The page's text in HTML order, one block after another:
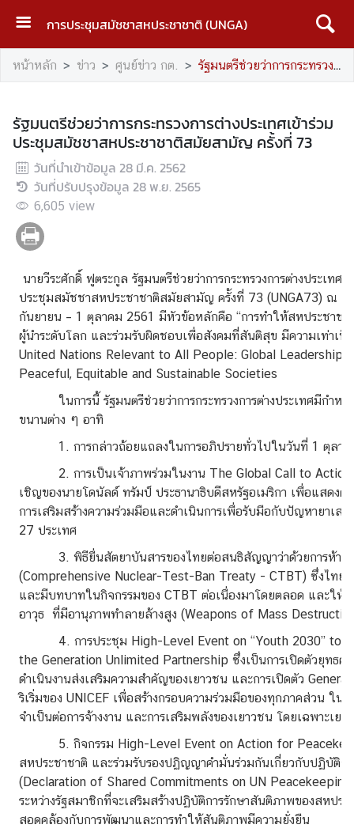
การประชุมสมัชชาสหประชาชาติ (UNGA)
ห
น้
ลั
ก
U
N
G
A
บ
ท
ค
ว
า
ม
า
จ
เ
ย
า
ช
น
ว
ส
า
ร
หน้าหลัก ข่าว ศูนย์ข่าว กต. รัฐมนตรีช่วยว่าการกระทรวงการต่างประเทศเข้าร่วมประชุมสมัชชาสหประชาชาติสมัยสามัญ ครั้งที่ 73
รัฐมนตรีช่วยว่าการกระทรวงการต่างประเทศเข้าร่วม
ประชุมสมัชชาสหประชาชาติสมัยสามัญ ครั้งที่ 73
วันที่นำเข้าข้อมูล 28 มี.ค. 2562
วันที่ปรับปรุงข้อมูล 28 พ.ย. 2565
6,605 view
นายวีระศักดิ์ ฟูตระกูล รัฐมนตรีช่วยว่าการกระทรวงการต่างประเท
ประชุมสมัชชาสหประชาชาติสมัยสามัญ ครั้งที่ 73 (UNGA73) ณ น
กันยายน – 1 ตุลาคม 2561 มีหัวข้อหลักคือ “การทำให้สหประชาชา
ผู้นำระดับโลก และร่วมรับผิดชอบเพื่อสังคมที่สันติสุข มีความเท่าเ
United Nations Relevant to All People: Global Leadership
Peaceful, Equitable and Sustainable Societies
ในการนี้ รัฐมนตรีช่วยว่าการกระทรวงการต่างประเทศมีกำหนด
ขนานต่าง ๆ อาทิ
1. การกล่าวถ้อยแถลงในการอภิปรายทั่วไปในวันที่ 1 ตุลาค
2. การเป็นเจ้าภาพร่วมในงาน The Global Call to Action
เชิญของนายโดนัลด์ ทรัมป์ ประธานาธิบดีสหรัฐอเมริกา เพื่อแสดงคว
การเสริมสร้างความร่วมมือและดำเนินการเพื่อรับมือกับปัญหายาเ
27 ประเทศ
3. พิธียื่นสัตยาบันสารของไทยต่อสนธิสัญญาว่าด้วยการห้ามท
(Comprehensive Nuclear-Test-Ban Treaty - CTBT) ซึ่งไทย
และมีบทบาทในกิจกรรมของ CTBT ต่อเนื่องมาโดยตลอด และให้
อาวุธ ที่มีอานุภาพทำลายล้างสูง (Weapons of Mass
4. การประชุม High-Level Event on “Youth 2030” to
the Generation Unlimited Partnership ซึ่งเป็นการเปิดตัวยุทธศ
ดำเนินงานส่งเสริมความสำคัญของเยาวชน และการเปิดตัว
ริเริ่มของ UNICEF เพื่อสร้างกรอบความร่วมมือของทุกภาคส่วน ในก
จำเป็นต่อการจ้างงาน และการเสริมพลังของเยาวชน โดยเฉพาะเยา
5. กิจกรรม High-Level Event on Action for
สหประชาชาติ และร่วมรับรองปฏิญญาคำมั่นร่วมกันเกี่ยวกับปฏิบัติก
(Declaration of Shared Commitments on UN
ระหว่างรัฐสมาชิกที่จะเสริมสร้างปฏิบัติการรักษาสันติภาพของสหป
สอดคล้องกับการพัฒนาและการทำให้สันติภาพมีความยั่งยืน